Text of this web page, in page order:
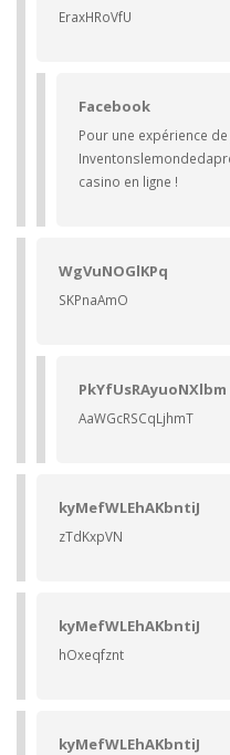
EraxHRoVfU
Facebook
Pour une expérience
casino en ligne !
WgVuNOGlKPq
SKPnaAmO
PkYfUsRAyuoNXlbm
AaWGcRSCqLjhmT
kyMefWLEhAKbntiJ
zTdKxpVN
kyMefWLEhAKbntiJ
hOxeqfznt
kyMefWLEhAKbntiJ